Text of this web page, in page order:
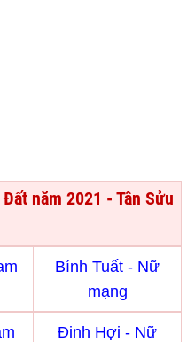
năm 2021 - Tân Sửu
Bính Tuất - Nữ
mạng
Đinh Hợi - Nữ